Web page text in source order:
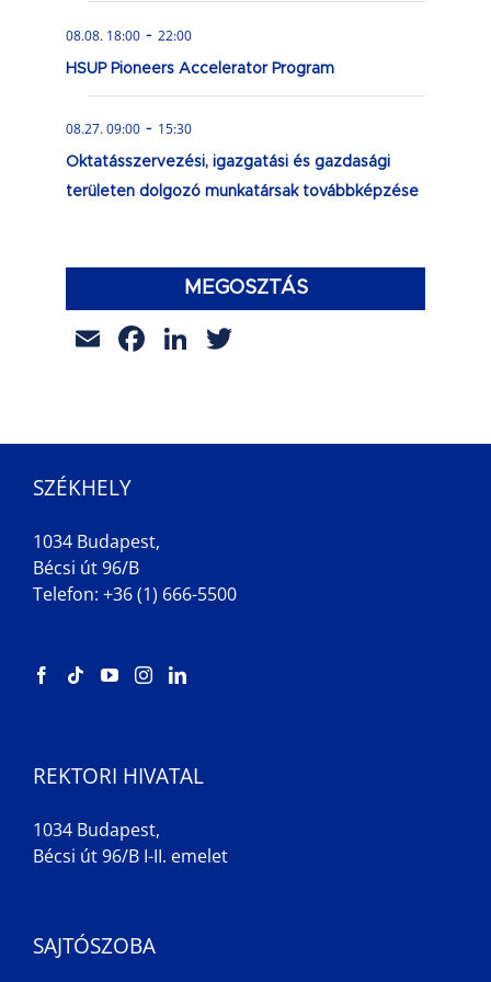
08.08. 18:00 - 22:00
HSUP Pioneers Accelerator Program
08.27. 09:00 - 15:30
Oktatásszervezési, igazgatási és gazdasági
területen dolgozó munkatársak továbbképzése
MEGOSZTÁS
EmailFacebook
LinkedIn
SZÉKHELY
1034 Budapest,
Bécsi út 96/B
Telefon: +36 (1) 666-5500
REKTORI HIVATAL
1034 Budapest,
Bécsi út 96/B I-II. emelet
SAJTÓSZOBA